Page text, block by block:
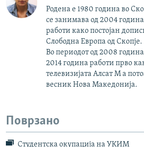
Родена е 1980 година во
се занимава од 2004
работи како постојан
Слободна Европа од Скопје.
Во периодот од 2008
2014 година работи прво
телевизијата Алсат М а
весник Нова Македонија.
Поврзано
Студентска окупација на УКИМ